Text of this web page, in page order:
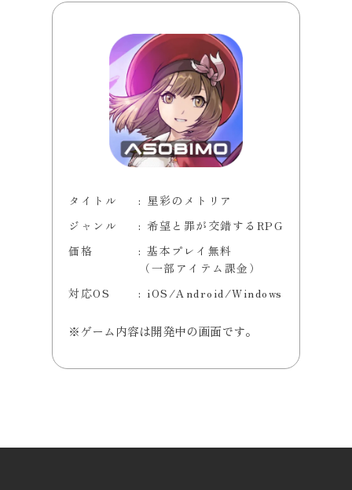
タイトル
星彩のメトリア
ジャンル
希望と罪が交錯するRPG
価格
基本プレイ無料
（一部アイテム課金）
対応OS
iOS/Android/Windows
※ゲーム内容は開発中の画面です。